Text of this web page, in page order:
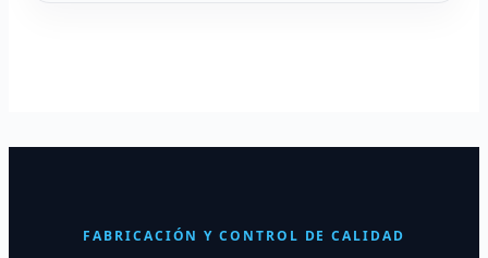
FABRICACIÓN Y CONTROL DE CALIDAD